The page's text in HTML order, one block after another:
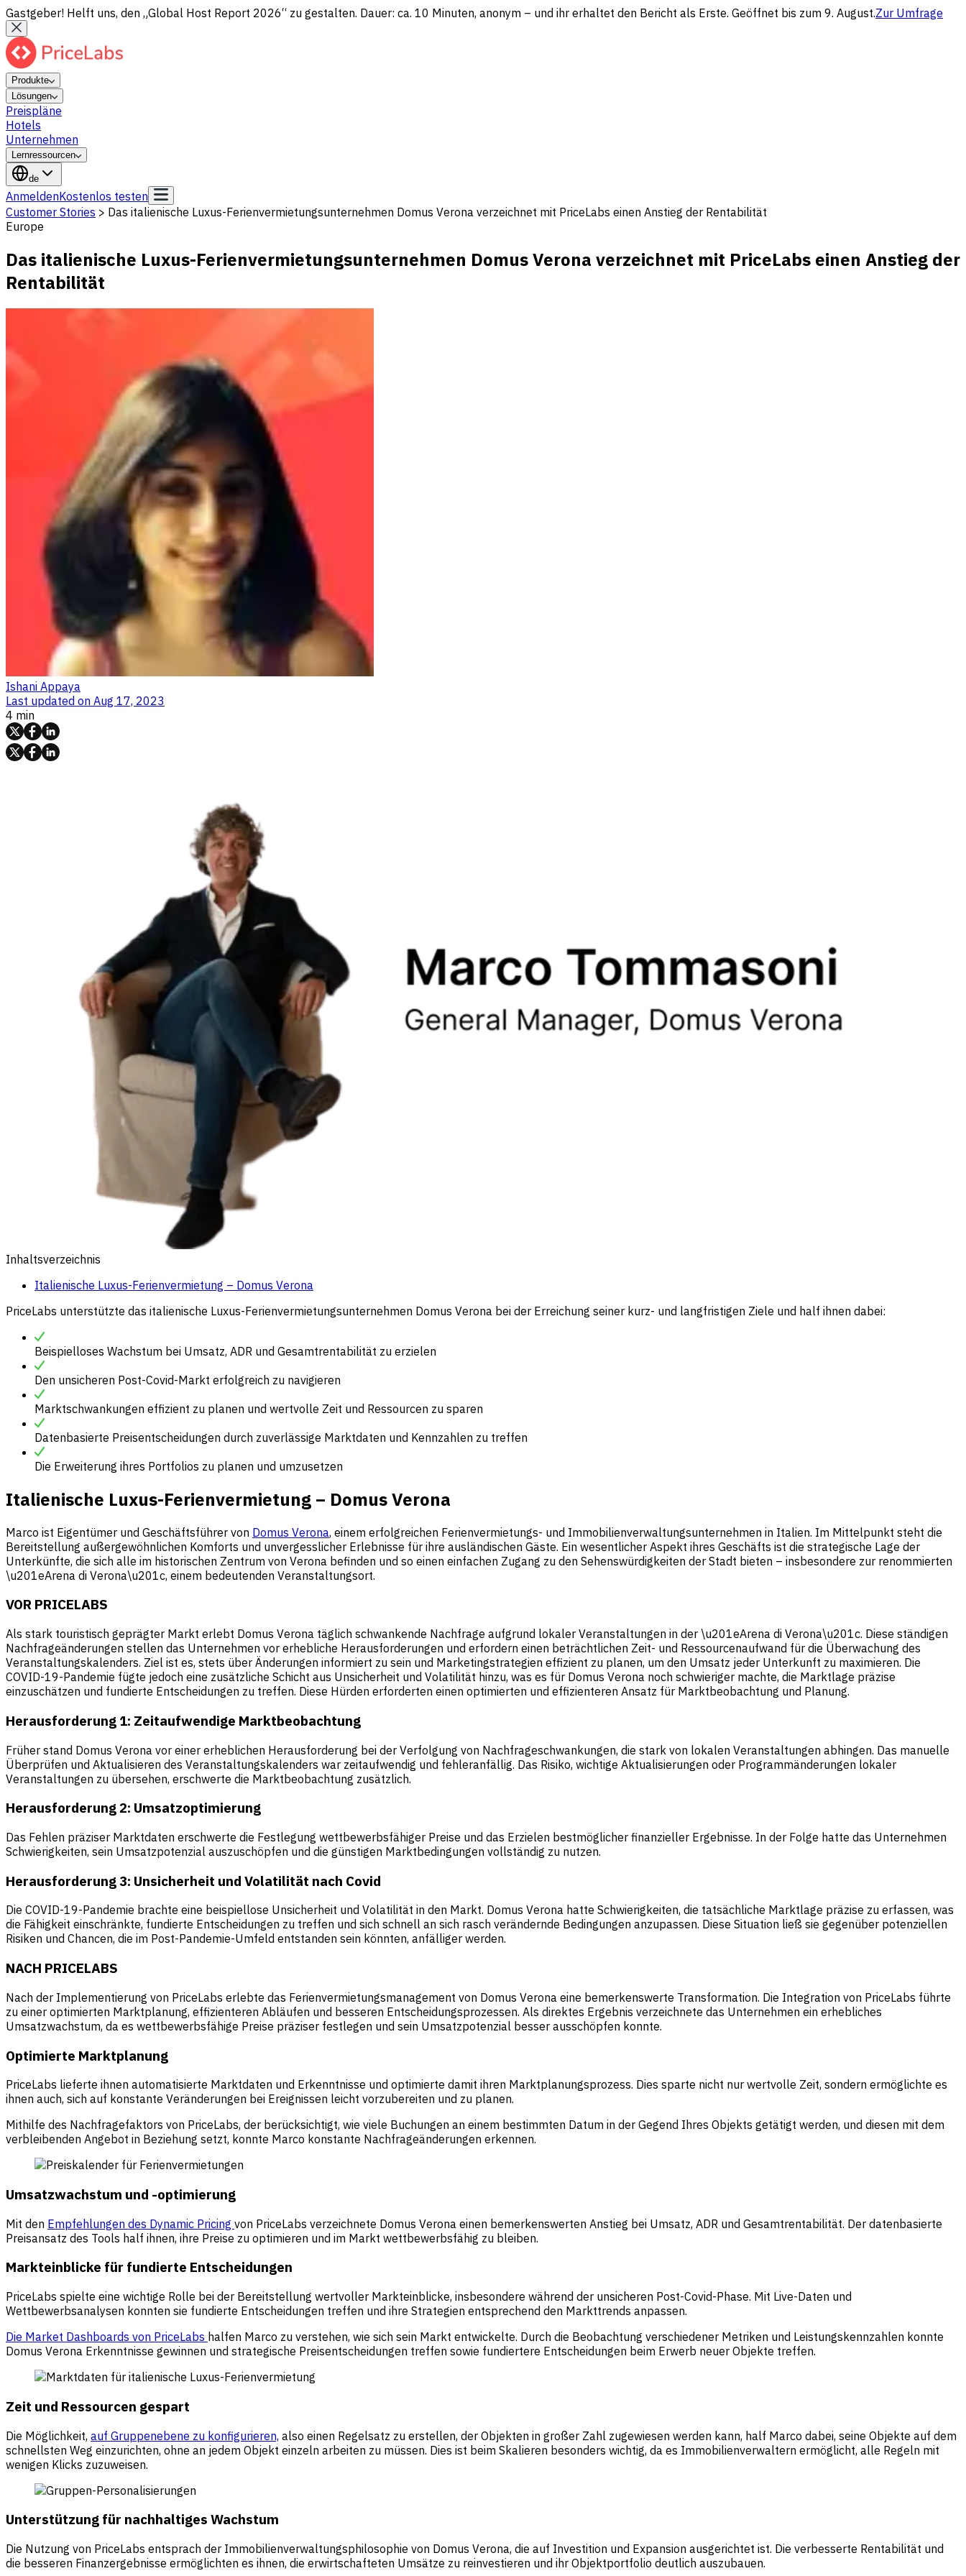
Gastgeber! Helft uns, den „Global Host Report 2026“ zu gestalten. Dauer: ca. 10 Minuten, anonym – und ihr erhaltet den Bericht als Erste. Geöffnet bis zum 9. August.Zur Umfrage
Produkte
Lösungen
Preispläne
Hotels
Unternehmen
Lernressourcen
de
AnmeldenKostenlos testen
Customer Stories > Das italienische Luxus-Ferienvermietungsunternehmen Domus Verona verzeichnet mit PriceLabs einen Anstieg der Rentabilität
Europe
Das italienische Luxus-Ferienvermietungsunternehmen Domus Verona verzeichnet mit PriceLabs einen Anstieg der
Rentabilität
Ishani Appaya
Last updated on Aug 17, 2023
4 min
Inhaltsverzeichnis
Italienische Luxus-Ferienvermietung – Domus Verona
PriceLabs unterstützte das italienische Luxus-Ferienvermietungsunternehmen Domus Verona bei der Erreichung seiner kurz- und langfristigen Ziele und half ihnen dabei:
Beispielloses Wachstum bei Umsatz, ADR und Gesamtrentabilität zu erzielen
Den unsicheren Post-Covid-Markt erfolgreich zu navigieren
Marktschwankungen effizient zu planen und wertvolle Zeit und Ressourcen zu sparen
Datenbasierte Preisentscheidungen durch zuverlässige Marktdaten und Kennzahlen zu treffen
Die Erweiterung ihres Portfolios zu planen und umzusetzen
Italienische Luxus-Ferienvermietung – Domus Verona
Marco ist Eigentümer und Geschäftsführer von Domus Verona, einem erfolgreichen Ferienvermietungs- und Immobilienverwaltungsunternehmen in Italien. Im Mittelpunkt steht die
Bereitstellung außergewöhnlichen Komforts und unvergesslicher Erlebnisse für ihre ausländischen Gäste. Ein wesentlicher Aspekt ihres Geschäfts ist die strategische Lage der
Unterkünfte, die sich alle im historischen Zentrum von Verona befinden und so einen einfachen Zugang zu den Sehenswürdigkeiten der Stadt bieten – insbesondere zur renommierten
\u201eArena di Verona\u201c, einem bedeutenden Veranstaltungsort.
VOR PRICELABS
Als stark touristisch geprägter Markt erlebt Domus Verona täglich schwankende Nachfrage aufgrund lokaler Veranstaltungen in der \u201eArena di Verona\u201c. Diese ständigen
Nachfrageänderungen stellen das Unternehmen vor erhebliche Herausforderungen und erfordern einen beträchtlichen Zeit- und Ressourcenaufwand für die Überwachung des
Veranstaltungskalenders. Ziel ist es, stets über Änderungen informiert zu sein und Marketingstrategien effizient zu planen, um den Umsatz jeder Unterkunft zu maximieren. Die
COVID-19-Pandemie fügte jedoch eine zusätzliche Schicht aus Unsicherheit und Volatilität hinzu, was es für Domus Verona noch schwieriger machte, die Marktlage präzise
einzuschätzen und fundierte Entscheidungen zu treffen. Diese Hürden erforderten einen optimierten und effizienteren Ansatz für Marktbeobachtung und Planung.
Herausforderung 1: Zeitaufwendige Marktbeobachtung
Früher stand Domus Verona vor einer erheblichen Herausforderung bei der Verfolgung von Nachfrageschwankungen, die stark von lokalen Veranstaltungen abhingen. Das manuelle
Überprüfen und Aktualisieren des Veranstaltungskalenders war zeitaufwendig und fehleranfällig. Das Risiko, wichtige Aktualisierungen oder Programmänderungen lokaler
Veranstaltungen zu übersehen, erschwerte die Marktbeobachtung zusätzlich.
Herausforderung 2: Umsatzoptimierung
Das Fehlen präziser Marktdaten erschwerte die Festlegung wettbewerbsfähiger Preise und das Erzielen bestmöglicher finanzieller Ergebnisse. In der Folge hatte das Unternehmen
Schwierigkeiten, sein Umsatzpotenzial auszuschöpfen und die günstigen Marktbedingungen vollständig zu nutzen.
Herausforderung 3: Unsicherheit und Volatilität nach Covid
Die COVID-19-Pandemie brachte eine beispiellose Unsicherheit und Volatilität in den Markt. Domus Verona hatte Schwierigkeiten, die tatsächliche Marktlage präzise zu erfassen, was
die Fähigkeit einschränkte, fundierte Entscheidungen zu treffen und sich schnell an sich rasch verändernde Bedingungen anzupassen. Diese Situation ließ sie gegenüber potenziellen
Risiken und Chancen, die im Post-Pandemie-Umfeld entstanden sein könnten, anfälliger werden.
NACH PRICELABS
Nach der Implementierung von PriceLabs erlebte das Ferienvermietungsmanagement von Domus Verona eine bemerkenswerte Transformation. Die Integration von PriceLabs führte
zu einer optimierten Marktplanung, effizienteren Abläufen und besseren Entscheidungsprozessen. Als direktes Ergebnis verzeichnete das Unternehmen ein erhebliches
Umsatzwachstum, da es wettbewerbsfähige Preise präziser festlegen und sein Umsatzpotenzial besser ausschöpfen konnte.
Optimierte Marktplanung
PriceLabs lieferte ihnen automatisierte Marktdaten und Erkenntnisse und optimierte damit ihren Marktplanungsprozess. Dies sparte nicht nur wertvolle Zeit, sondern ermöglichte es
ihnen auch, sich auf konstante Veränderungen bei Ereignissen leicht vorzubereiten und zu planen.
Mithilfe des Nachfragefaktors von PriceLabs, der berücksichtigt, wie viele Buchungen an einem bestimmten Datum in der Gegend Ihres Objekts getätigt werden, und diesen mit dem
verbleibenden Angebot in Beziehung setzt, konnte Marco konstante Nachfrageänderungen erkennen.
Umsatzwachstum und -optimierung
Mit den Empfehlungen des Dynamic Pricing von PriceLabs verzeichnete Domus Verona einen bemerkenswerten Anstieg bei Umsatz, ADR und Gesamtrentabilität. Der datenbasierte
Preisansatz des Tools half ihnen, ihre Preise zu optimieren und im Markt wettbewerbsfähig zu bleiben.
Markteinblicke für fundierte Entscheidungen
PriceLabs spielte eine wichtige Rolle bei der Bereitstellung wertvoller Markteinblicke, insbesondere während der unsicheren Post-Covid-Phase. Mit Live-Daten und
Wettbewerbsanalysen konnten sie fundierte Entscheidungen treffen und ihre Strategien entsprechend den Markttrends anpassen.
Die Market Dashboards von PriceLabs halfen Marco zu verstehen, wie sich sein Markt entwickelte. Durch die Beobachtung verschiedener Metriken und Leistungskennzahlen konnte
Domus Verona Erkenntnisse gewinnen und strategische Preisentscheidungen treffen sowie fundiertere Entscheidungen beim Erwerb neuer Objekte treffen.
Zeit und Ressourcen gespart
Die Möglichkeit, auf Gruppenebene zu konfigurieren, also einen Regelsatz zu erstellen, der Objekten in großer Zahl zugewiesen werden kann, half Marco dabei, seine Objekte auf dem
schnellsten Weg einzurichten, ohne an jedem Objekt einzeln arbeiten zu müssen. Dies ist beim Skalieren besonders wichtig, da es Immobilienverwaltern ermöglicht, alle Regeln mit
wenigen Klicks zuzuweisen.
Unterstützung für nachhaltiges Wachstum
Die Nutzung von PriceLabs entsprach der Immobilienverwaltungsphilosophie von Domus Verona, die auf Investition und Expansion ausgerichtet ist. Die verbesserte Rentabilität und
die besseren Finanzergebnisse ermöglichten es ihnen, die erwirtschafteten Umsätze zu reinvestieren und ihr Objektportfolio deutlich auszubauen.